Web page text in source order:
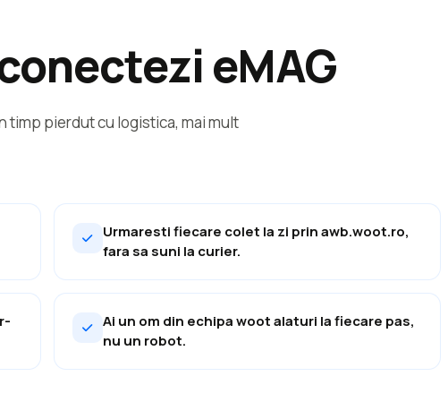
eMAG
timp pierdut cu logistica, mai mult
Urmaresti fiecare colet la zi prin awb.woot.ro,
fara sa suni la curier.
Ai un om din echipa woot alaturi la fiecare pas,
nu un robot.